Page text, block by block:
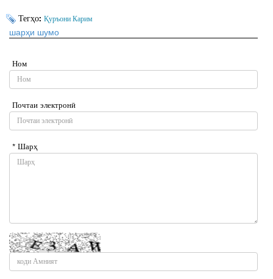
Тегҳо: Қуръони Карим
шарҳи шумо
Ном
Почтаи электронӣ
* Шарҳ